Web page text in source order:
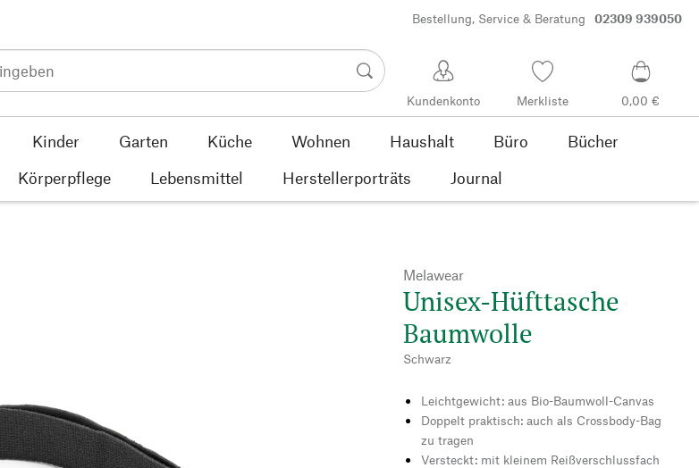
Bestellung, Service & Beratung 02309 939050
Kundenkonto Merkliste 0,00 €
Kinder Garten Küche Wohnen Haushalt Büro
Bücher
Körperpflege Lebensmittel Herstellerporträts Journal
Melawear
Unisex-Hüfttasche
Baumwolle
Schwarz
Leichtgewicht: aus Bio-Baumwoll-Canvas
Doppelt praktisch: auch als Crossbody-Bag
zu tragen
Versteckt: mit kleinem Reißverschlussfach